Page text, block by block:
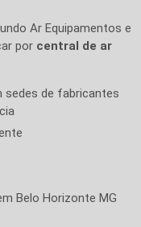
Ar Equipamentos e
por central de ar
sedes de fabricantes
Belo Horizonte MG